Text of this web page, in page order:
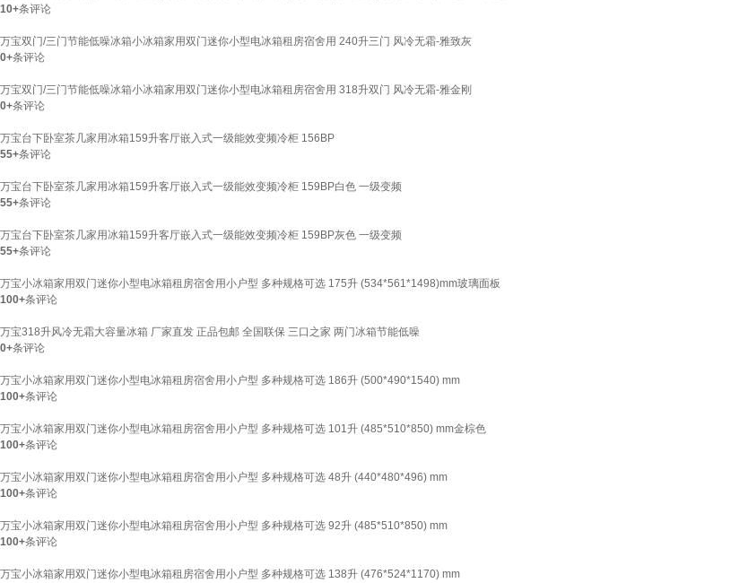
10+条评论
万宝双门/三门节能低噪冰箱小冰箱家用双门迷你小型电冰箱租房宿舍用 240升三门 风冷无霜-雅致灰
0+条评论
万宝双门/三门节能低噪冰箱小冰箱家用双门迷你小型电冰箱租房宿舍用 318升双门 风冷无霜-雅金刚
0+条评论
万宝台下卧室茶几家用冰箱159升客厅嵌入式一级能效变频冷柜 156BP
55+条评论
万宝台下卧室茶几家用冰箱159升客厅嵌入式一级能效变频冷柜 159BP白色 一级变频
55+条评论
万宝台下卧室茶几家用冰箱159升客厅嵌入式一级能效变频冷柜 159BP灰色 一级变频
55+条评论
万宝小冰箱家用双门迷你小型电冰箱租房宿舍用小户型 多种规格可选 175升 (534*561*1498)mm玻璃面板
100+条评论
万宝318升风冷无霜大容量冰箱 厂家直发 正品包邮 全国联保 三口之家 两门冰箱节能低噪
0+条评论
万宝小冰箱家用双门迷你小型电冰箱租房宿舍用小户型 多种规格可选 186升 (500*490*1540) mm
100+条评论
万宝小冰箱家用双门迷你小型电冰箱租房宿舍用小户型 多种规格可选 101升 (485*510*850) mm金棕色
100+条评论
万宝小冰箱家用双门迷你小型电冰箱租房宿舍用小户型 多种规格可选 48升 (440*480*496) mm
100+条评论
万宝小冰箱家用双门迷你小型电冰箱租房宿舍用小户型 多种规格可选 92升 (485*510*850) mm
100+条评论
万宝小冰箱家用双门迷你小型电冰箱租房宿舍用小户型 多种规格可选 138升 (476*524*1170) mm